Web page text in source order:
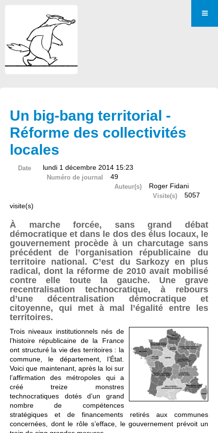
Un big-bang territorial -
Réforme des collectivités
locales
Date lundi 1 décembre 2014 15:23
Numéro de journal 49
Auteur(s) Roger Fidani
Visite(s)
5057
visite(s)
À marche forcée, sans grand débat
démocratique et dans le dos des élus locaux, le
gouvernement procède à un charcutage sans
précédent de l’organisation républicaine du
territoire national. C’est du Sarkozy en plus
radical, dont la réforme de 2010 avait mobilisé
contre elle toute la gauche. Une grave
recentralisation technocratique, à rebours
d’une décentralisation démocratique et
citoyenne, qui met à mal l’égalité entre les
territoires.
Trois niveaux institutionnels nés de
l’histoire républicaine de la France
ont structuré la vie des territoires : la
commune, le département, l’État.
Voici que maintenant, après la loi sur
l’affirmation des métropoles qui a
créé treize monstres
technocratiques dotés d’un grand
nombre de compétences
stratégiques et de financements retirés aux communes
concernées, dont le rôle s’efface, le gouvernement prévoit un